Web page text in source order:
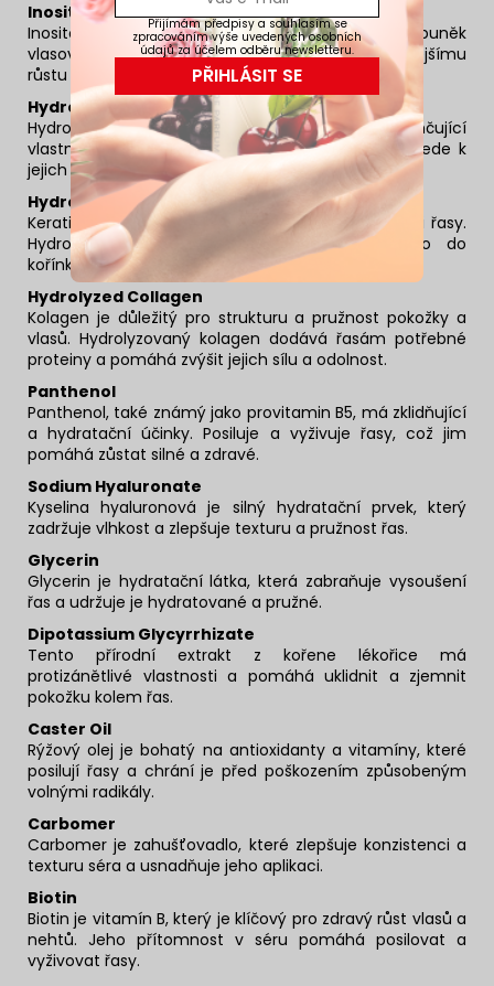
Inositol
Inositol je vitamín B, který podporuje zdravý vývoj buněk
vlasových folikulů a kořínků řas, což vede k rychlejšímu
růstu a většímu objemu řasy.
Hydrolyzed Silk
Hydrolyzované hedvábí má hydratační a zvlhčující
vlastnosti, které zlepšují stav a texturu řas, což vede k
jejich zdravějšímu vzhledu a snížení lámavosti.
Hydrolyzed Keratin
Keratin je klíčový protein pro zdravé a silné vlasy i řasy.
Hydrolyzovaná forma keratinu proniká hluboko do
kořínků řas, posiluje je a chrání před poškozením.
Hydrolyzed Collagen
Kolagen je důležitý pro strukturu a pružnost pokožky a
vlasů. Hydrolyzovaný kolagen dodává řasám potřebné
proteiny a pomáhá zvýšit jejich sílu a odolnost.
Panthenol
Panthenol, také známý jako provitamin B5, má zklidňující
a hydratační účinky. Posiluje a vyživuje řasy, což jim
pomáhá zůstat silné a zdravé.
Sodium Hyaluronate
Kyselina hyaluronová je silný hydratační prvek, který
zadržuje vlhkost a zlepšuje texturu a pružnost řas.
Glycerin
Glycerin je hydratační látka, která zabraňuje vysoušení
řas a udržuje je hydratované a pružné.
Dipotassium Glycyrrhizate
Tento přírodní extrakt z kořene lékořice má
protizánětlivé vlastnosti a pomáhá uklidnit a zjemnit
pokožku kolem řas.
Caster Oil
Rýžový olej je bohatý na antioxidanty a vitamíny, které
posilují řasy a chrání je před poškozením způsobeným
volnými radikály.
Carbomer
Carbomer je zahušťovadlo, které zlepšuje konzistenci a
texturu séra a usnadňuje jeho aplikaci.
Biotin
Biotin je vitamín B, který je klíčový pro zdravý růst vlasů a
nehtů. Jeho přítomnost v séru pomáhá posilovat a
vyživovat řasy.
Přijímám předpisy a souhlasím se
zpracováním výše uvedených osobních
údajů za účelem odběru newsletteru.
PŘIHLÁSIT SE